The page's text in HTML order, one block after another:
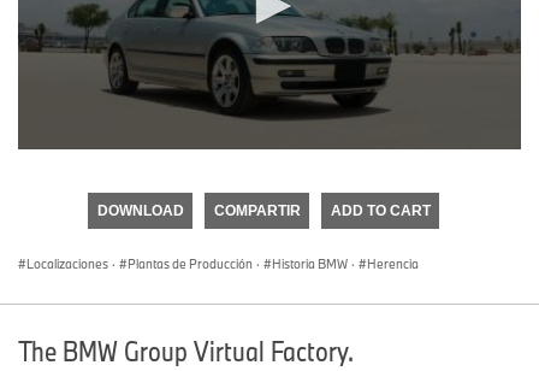
seconds
DOWNLOAD COMPARTIR ADD TO CART
Localizaciones · Plantas de Producción · Historia BMW · Herencia
The BMW Group Virtual Factory.